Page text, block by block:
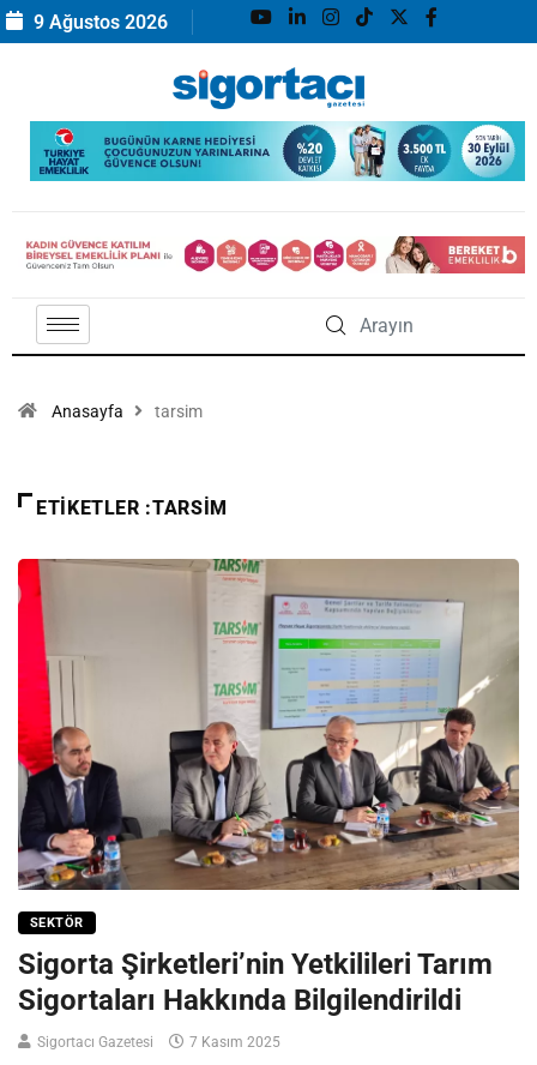
9 Ağustos 2026
Anasayfa tarsim
ETIKETLER :TARSIM
SEKTÖR
Sigorta Şirketleri’nin Yetkilileri Tarım
Sigortaları Hakkında Bilgilendirildi
Sigortacı Gazetesi 7 Kasım 2025